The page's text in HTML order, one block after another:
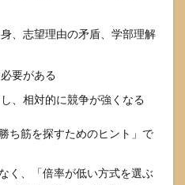
、志望理由の矛盾、学部理解
要がある
、相対的に競争が強くなる
ち筋を探すためのヒント」で
く、「倍率が低い方式を選ぶ